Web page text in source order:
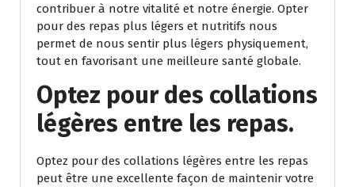
contribuer à notre vitalité et notre énergie. Opter
pour des repas plus légers et nutritifs nous
permet de nous sentir plus légers physiquement,
tout en favorisant une meilleure santé globale.
Optez pour des collations
légères entre les repas.
Optez pour des collations légères entre les repas
peut être une excellente façon de maintenir votre